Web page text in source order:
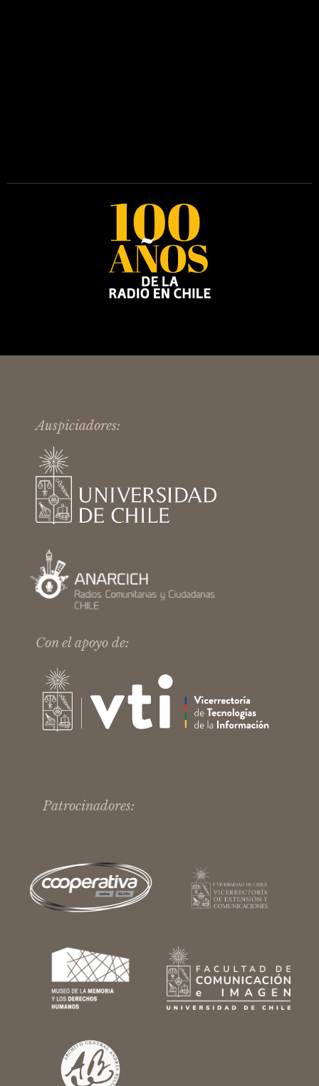
Auspiciadores:
Con el apoyo de:
Patrocinadores: